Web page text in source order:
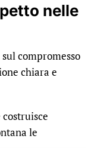
nelle
compromesso
chiara e
le